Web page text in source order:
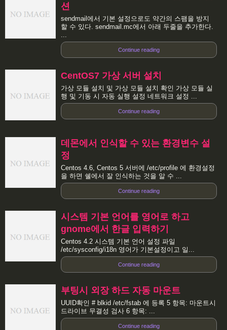
션
sendmail에서 기본 설정으로도 약간의 스팸을 방지
할 수 있다. sendmail.mc에서 아래 두줄을 추가한다.
Continue reading
CentOS7 가상 서버 설치
가상 모듈 설치 및 가상 모듈 설치 확인 가상 모듈 실
행 및 기동 시 자동 실행 설정 네트워크 설정 ...
Continue reading
데몬에서 인식할 수 있는 환경변수 설
정
Centos 4.6, Centos 5 서버에 /etc/profile 에 환경설정
을 하면 쉘에서 잘 인식하는 것을 알 수 ...
Continue reading
시스템 기본 언어를 영어로 하고
gnome에서 한글 입력하기
Centos 4.2 시스템 기본 언어 설정 파일
/etc/sysconfig/i18n 영어가 기본설정이고 일...
Continue reading
부팅시 외장 하드 자동 마운트
UUID확인 # blkid /etc/fstab 에 등록 5 항목: 마운트시
드라이브 무결성 검사 6 항목: ...
Continue reading